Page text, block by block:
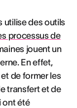
utilise des outils
processus de
jouent un
En effet,
de former les
transfert et de
ont été